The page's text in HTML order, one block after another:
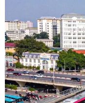
#Nguồn nhân lực
Theo dõi VietnamPlus